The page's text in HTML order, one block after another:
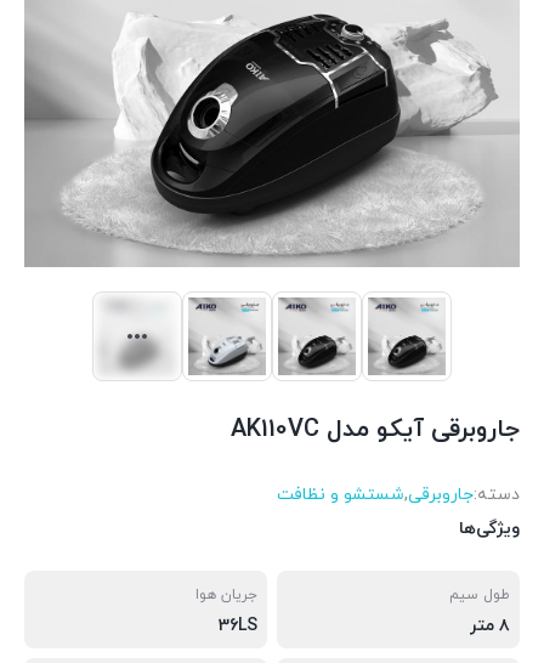
جاروبرقی آیکو مدل AK110VC
دسته:جاروبرقی,شستشو و نظافت
ویژگی‌ها
طول سیم
۸ متر
جریان هوا
36LS